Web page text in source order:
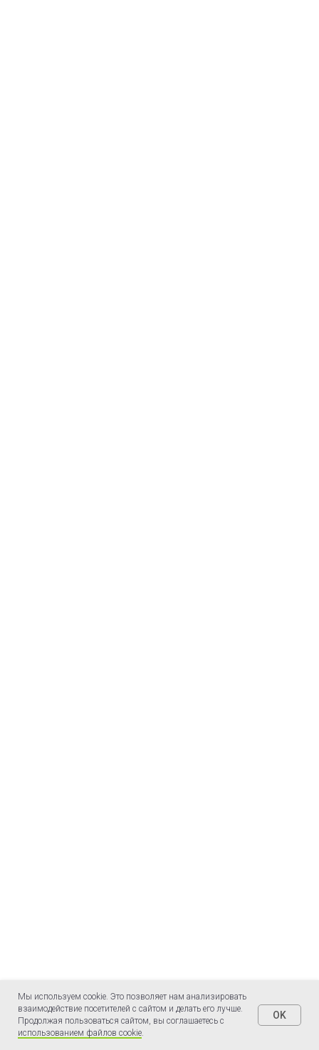
Мы используем cookie. Это позволяет нам анализировать
взаимодействие посетителей с сайтом и делать его лучше.
Продолжая пользоваться сайтом, вы соглашаетесь с
использованием файлов cookie.
OK